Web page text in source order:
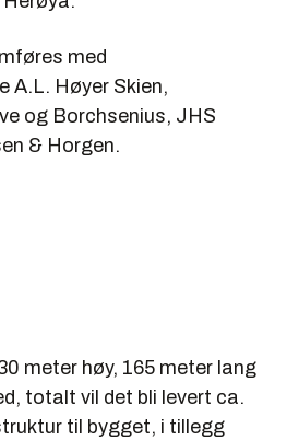
med
A.L. Høyer Skien,
og Borchsenius, JHS
& Horgen.
meter høy, 165 meter lang
totalt vil det bli levert ca.
til bygget, i tillegg